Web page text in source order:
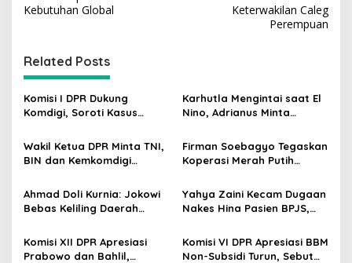
t
a
v
i
a
i
o
n
Kebutuhan Global
Keterwakilan Caleg
Perempuan
Related Posts
Komisi I DPR Dukung
Komdigi, Soroti Kasus
GIIAS Tanpa Izin
Karhutla Mengintai saat El
Nino, Adrianus Minta
Bergerak Lebih Serius
Wakil Ketua DPR Minta TNI,
BIN dan Kemkomdigi
Tangkal Disinformasi
Firman Soebagyo Tegaskan
Koperasi Merah Putih
Distributor Pupuk
Bersubsidi
Ahmad Doli Kurnia: Jokowi
Bebas Keliling Daerah
Berjalan Sepanjang Waktu
Yahya Zaini Kecam Dugaan
Nakes Hina Pasien BPJS,
Rumah Sakit
Komisi XII DPR Apresiasi
Prabowo dan Bahlil,
Komisi VI DPR Apresiasi BBM
Non-Subsidi Turun, Sebut